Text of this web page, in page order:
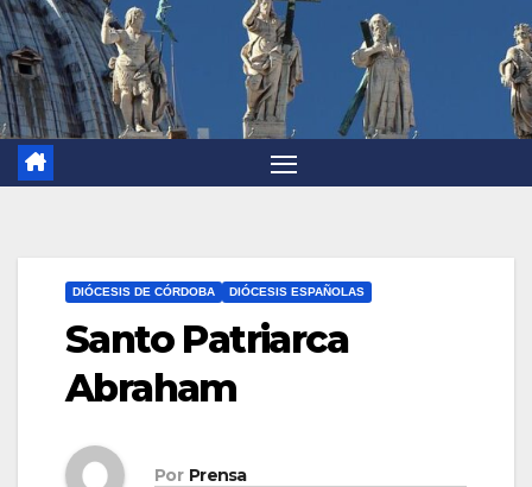
DIÓCESIS DE CÓRDOBA DIÓCESIS ESPAÑOLAS
Santo Patriarca
Abraham
Por Prensa